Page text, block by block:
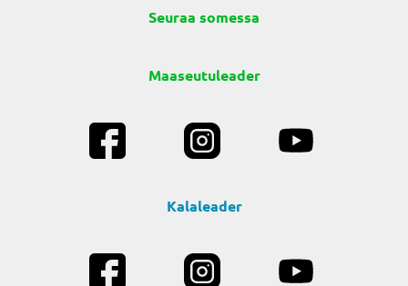
Seuraa somessa
Maaseutuleader
Kalaleader